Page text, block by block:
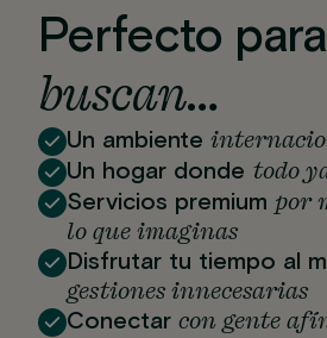
Perfecto para
buscan…
Un ambiente
Un hogar donde todo
Servicios premium por
lo que imaginas
Disfrutar tu tiempo al
gestiones innecesarias
Conectar con gente